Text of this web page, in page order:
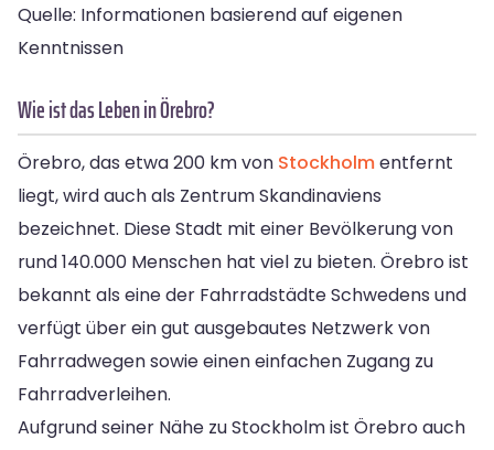
Quelle: Informationen basierend auf eigenen
Kenntnissen
Wie ist das Leben in Örebro?
Örebro, das etwa 200 km von Stockholmentfernt
liegt, wird auch als Zentrum Skandinaviens
bezeichnet. Diese Stadt mit einer Bevölkerung von
rund 140.000 Menschen hat viel zu bieten. Örebro ist
bekannt als eine der Fahrradstädte Schwedens und
verfügt über ein gut ausgebautes Netzwerk von
Fahrradwegen sowie einen einfachen Zugang zu
Fahrradverleihen.
Aufgrund seiner Nähe zu Stockholm ist Örebro auch